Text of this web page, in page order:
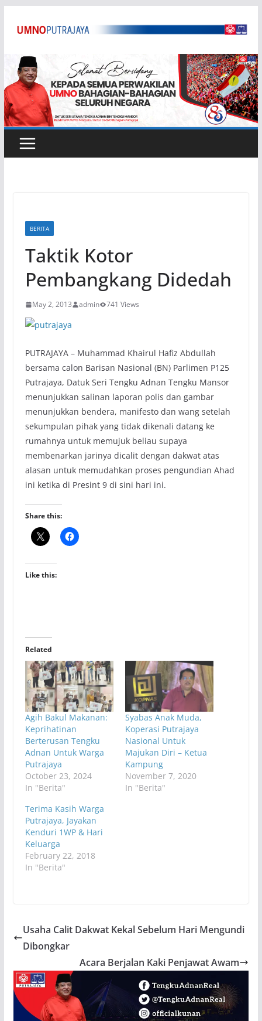
BERITA
Taktik Kotor
Pembangkang Didedah
May 2, 2013 admin 741 Views
PUTRAJAYA – Muhammad Khairul Hafiz Abdullah
bersama calon Barisan Nasional (BN) Parlimen P125
Putrajaya, Datuk Seri Tengku Adnan Tengku Mansor
menunjukkan salinan laporan polis dan gambar
menunjukkan bendera, manifesto dan wang setelah
sekumpulan pihak yang tidak dikenali datang ke
rumahnya untuk memujuk beliau supaya
membenarkan jarinya dicalit dengan dakwat atas
alasan untuk memudahkan proses pengundian Ahad
ini ketika di Presint 9 di sini hari ini.
Share this:
Like this:
Related
Agih Bakul Makanan:
Keprihatinan
Berterusan Tengku
Adnan Untuk Warga
Putrajaya
October 23, 2024
In "Berita"
Syabas Anak Muda,
Koperasi Putrajaya
Nasional Untuk
Majukan Diri – Ketua
Kampung
November 7, 2020
In "Berita"
Terima Kasih Warga
Putrajaya, Jayakan
Kenduri 1WP & Hari
Keluarga
February 22, 2018
In "Berita"
Usaha Calit Dakwat Kekal Sebelum Hari Mengundi
Dibongkar
Acara Berjalan Kaki Penjawat Awam